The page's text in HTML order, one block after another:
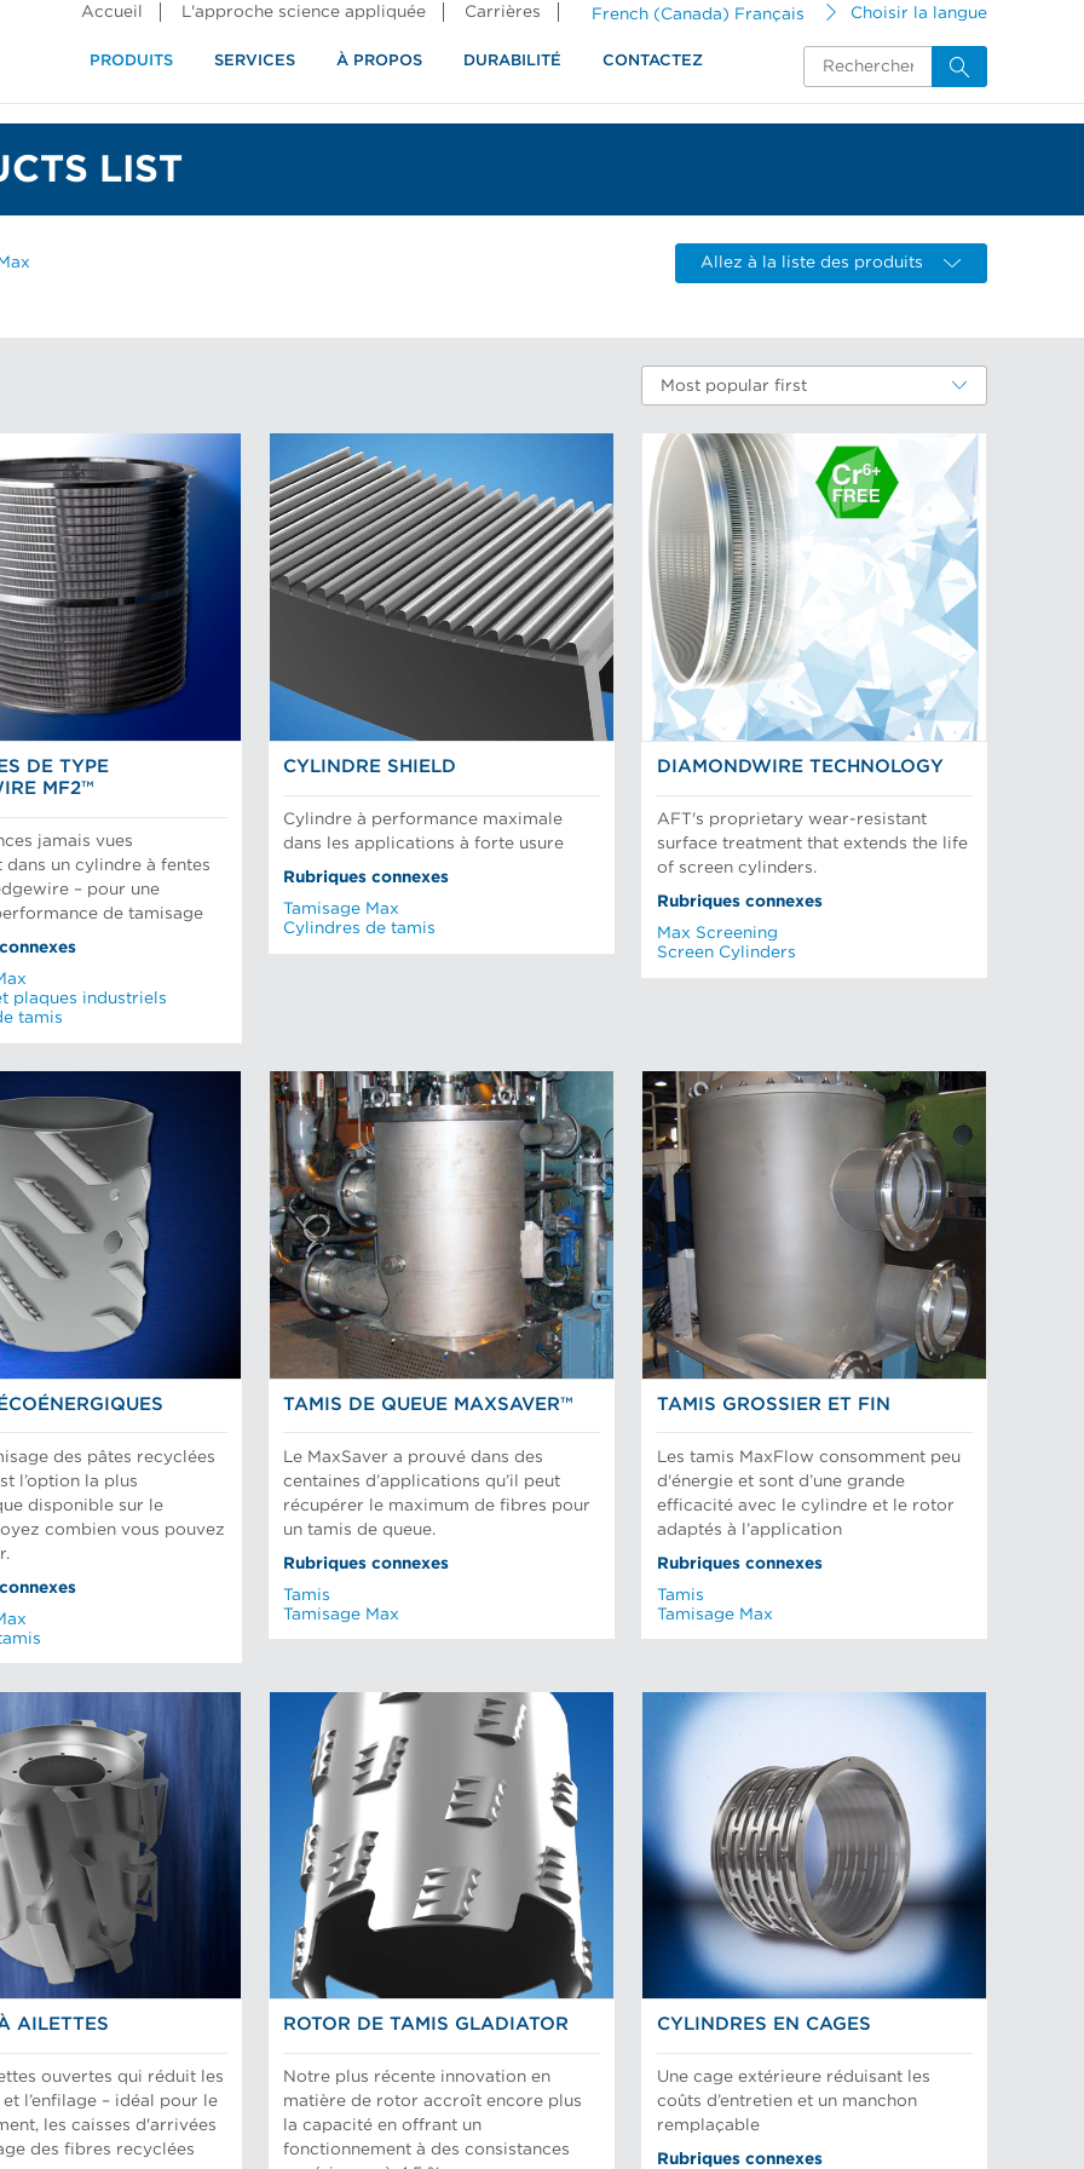
French (Canada) Français Choisir la langue
Accueil L'approche science appliquée Carrières
PRODUITS SERVICES À PROPOS DURABILITÉ CONTACTEZ
LIST
Allez à la liste des produits
Most popular first
DE TYPE
MF2™
jamais vues
dans un cylindre à fentes
– pour une
de tamisage
plaques industriels
tamis
CYLINDRE SHIELD
Cylindre à performance maximale
dans les applications à forte usure
Rubriques connexes
Tamisage Max
Cylindres de tamis
DIAMONDWIRE TECHNOLOGY
AFT's proprietary wear-resistant
surface treatment that extends the life
of screen cylinders.
Rubriques connexes
Max Screening
Screen Cylinders
des pâtes recyclées
l’option la plus
disponible sur le
combien vous pouvez
TAMIS DE QUEUE MAXSAVER™
Le MaxSaver a prouvé dans des
centaines d’applications qu’il peut
récupérer le maximum de fibres pour
un tamis de queue.
Rubriques connexes
Tamis
Tamisage Max
TAMIS GROSSIER ET FIN
Les tamis MaxFlow consomment peu
d'énergie et sont d’une grande
efficacité avec le cylindre et le rotor
adaptés à l’application
Rubriques connexes
Tamis
Tamisage Max
AILETTES
ouvertes qui réduit les
l’enfilage – idéal pour le
les caisses d'arrivées
des fibres recyclées
ROTOR DE TAMIS GLADIATOR
Notre plus récente innovation en
matière de rotor accroît encore plus
la capacité en offrant un
fonctionnement à des consistances
CYLINDRES EN CAGES
Une cage extérieure réduisant les
coûts d’entretien et un manchon
remplaçable
Rubriques connexes